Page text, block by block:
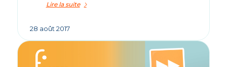
Lire la suite
28 août 2017